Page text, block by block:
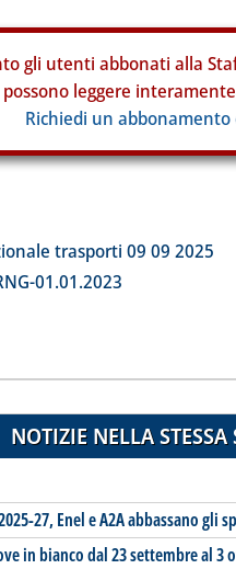
gli utenti abbonati alla
possono leggere
Richiedi un abbonamento
alla notizia
trasporti 09 09 2025
01.01.2023
NOTIZIE NELLA STESSA
27, Enel e A2A abbassano gli
in bianco dal 23 settembre al 3